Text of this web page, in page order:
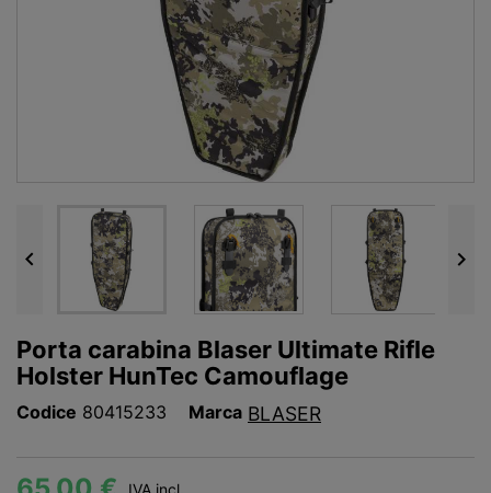
 
Porta carabina Blaser Ultimate Rifle
Holster HunTec Camouflage
Codice 80415233 Marca BLASER
IVA incl.